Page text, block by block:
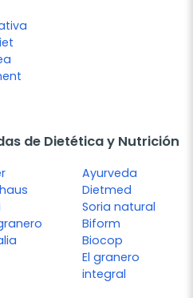
de Dietética y Nutrición
Ayurveda
Dietmed
Soria natural
Biform
Biocop
El granero
integral